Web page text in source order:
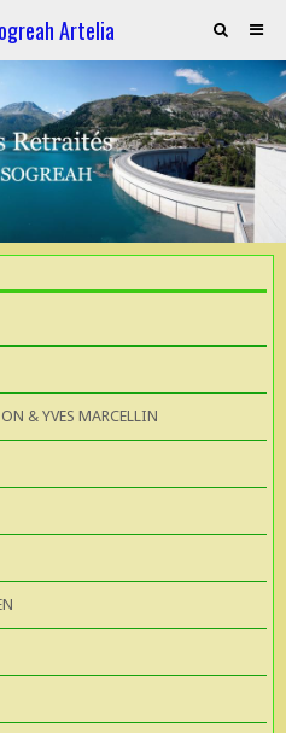
Artelia
& YVES MARCELLIN A L'UIAD
& YVES MARCELLIN